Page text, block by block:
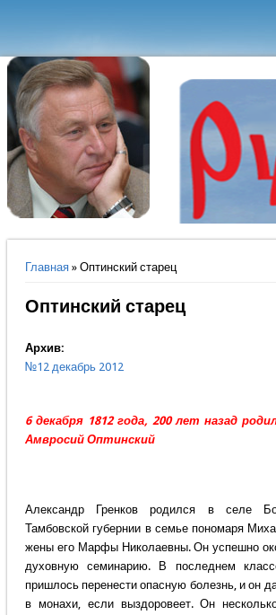
Вы здесь
Главная» Оптинский старец
Оптинский старец
Архив:
№12 декабрь 2012
6 декабря 1812 года, 200 лет назад
Амвросий Оптинский
Александр Гренков родился в селе
Тамбовской губернии в семье пономаря
жены его Марфы Николаевны. Он успешно
духовную семинарию. В последнем
пришлось перенести опасную болезнь, и он
в монахи, если выздоровеет. Он